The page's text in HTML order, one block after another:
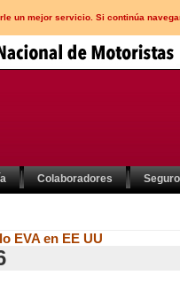
un mejor servicio. Si continúa
Colaboradores
EVA en EE UU